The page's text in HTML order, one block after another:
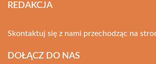
REDAKCJA
Skontaktuj się z nami przechodząc na
DOŁĄCZ DO NAS